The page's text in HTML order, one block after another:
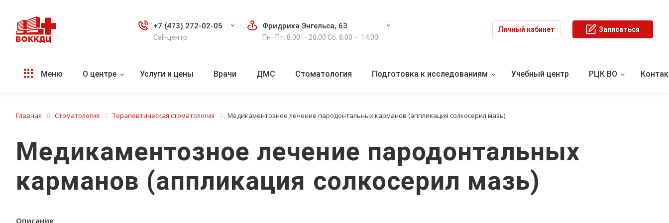
+7 (473) 272-02-05
Call-центр
Фридриха Энгельса, 63
Пн–Пт: 8:00 — 20:00 Сб: 8:00 — 14:00
Личный кабинет Записаться
Меню О центре Услуги и цены Врачи ДМС Стоматология Подготовка к исследованиям Учебный центр РЦК ВО
Главная Стоматология Терапевтическая стоматология Медикаментозное лечение пародонтальных карманов (аппликация солкосерил мазь)
Медикаментозное лечение пародонтальных
карманов (аппликация солкосерил мазь)
Описание